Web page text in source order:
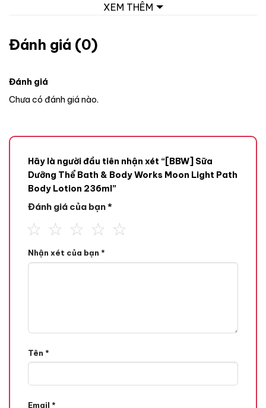
XEM THÊM
Đánh giá (0)
Đánh giá
Chưa có đánh giá nào.
Hãy là người đầu tiên nhận xét “[BBW] Sữa
Dưỡng Thể Bath & Body Works Moon Light Path
Body Lotion 236ml”
Đánh giá của bạn*
Nhận xét của bạn *
Tên *
Email *